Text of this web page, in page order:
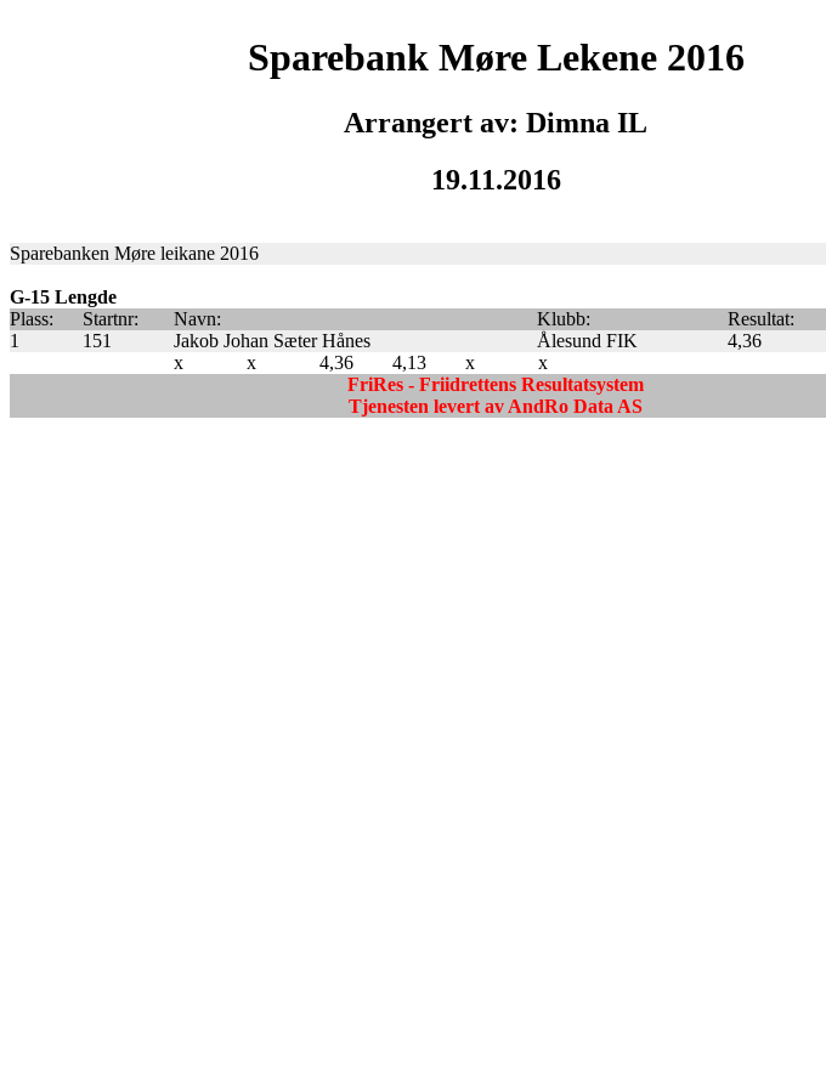
Sparebank Møre Lekene 2016
Arrangert av: Dimna IL
19.11.2016
Sparebanken Møre leikane 2016
G-15 Lengde
Plass:
Startnr: Navn: Klubb: Resultat:
1
151 Jakob Johan Sæter Hånes Ålesund FIK 4,36
x
x 4,36 4,13 x
x
FriRes - Friidrettens Resultatsystem
Tjenesten levert av AndRo Data AS